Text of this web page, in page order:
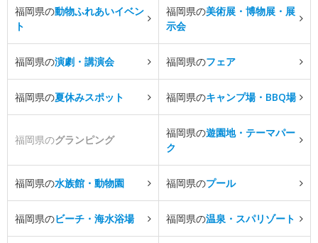
福岡県の動物ふれあいイベン
ト
福岡県の美術展・博物展・展
示会
福岡県の演劇・講演会 福岡県のフェア
福岡県の夏休みスポット 福岡県のキャンプ場・BBQ場
福岡県のグランピング
福岡県の遊園地・テーマパー
ク
福岡県の水族館・動物園 福岡県のプール
福岡県のビーチ・海水浴場 福岡県の温泉・スパリゾート